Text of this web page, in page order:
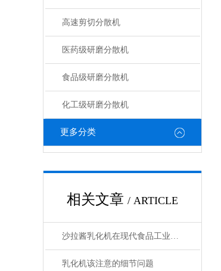
高速剪切分散机
医药级研磨分散机
食品级研磨分散机
化工级研磨分散机
更多分类
相关文章 / ARTICLE
沙拉酱乳化机在现代食品工业中的应用
乳化机该注意的细节问题